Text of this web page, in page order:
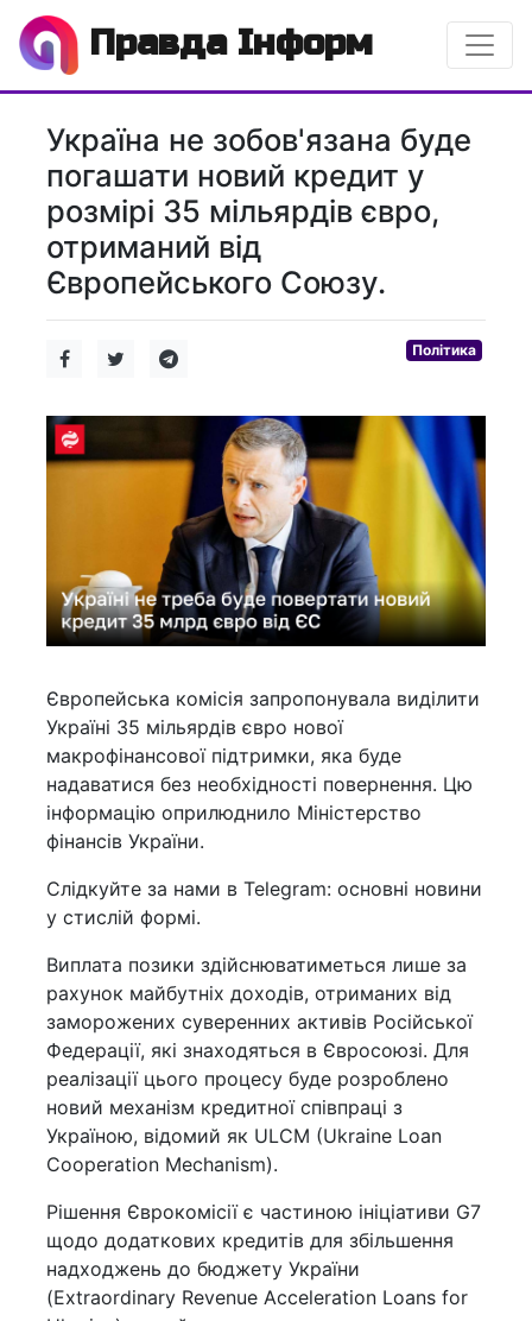
Правда Інформ
Україна не зобов'язана буде
погашати новий кредит у
розмірі 35 мільярдів євро,
отриманий від
Європейського Союзу.
Політика
Європейська комісія запропонувала виділити
Україні 35 мільярдів євро нової
макрофінансової підтримки, яка буде
надаватися без необхідності повернення. Цю
інформацію оприлюднило Міністерство
фінансів України.
Слідкуйте за нами в Telegram: основні новини
у стислій формі.
Виплата позики здійснюватиметься лише за
рахунок майбутніх доходів, отриманих від
заморожених суверенних активів Російської
Федерації, які знаходяться в Євросоюзі. Для
реалізації цього процесу буде розроблено
новий механізм кредитної співпраці з
Україною, відомий як ULCM (Ukraine Loan
Cooperation Mechanism).
Рішення Єврокомісії є частиною ініціативи G7
щодо додаткових кредитів для збільшення
надходжень до бюджету України
(Extraordinary Revenue Acceleration Loans for